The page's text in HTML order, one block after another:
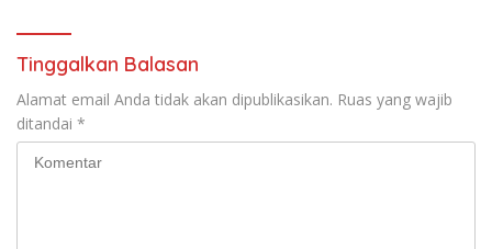
Tinggalkan Balasan
Alamat email Anda tidak akan dipublikasikan. Ruas yang wajib
ditandai *